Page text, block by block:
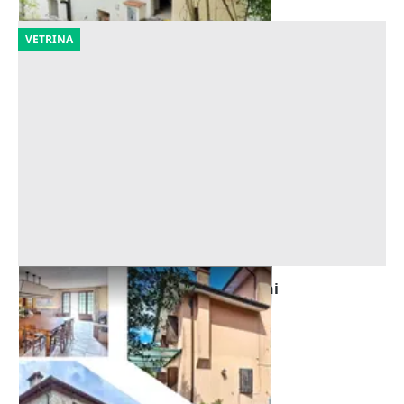
VETRINA
Asta Abitazioni con piscine e terreni
Camaiore (Lucca)
Offerta minima
879.814 €
09/10/2026